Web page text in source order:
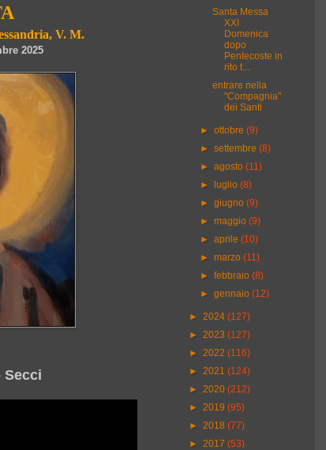
V. M.
2025
Secci
Santa Messa
XXI
Domenica
dopo
Pentecoste in
rito t...
entrare nella
"Compagnia"
dei Santi
►ottobre(9)
►settembre(8)
►agosto(11)
►
luglio(8)
►giugno(9)
►maggio(9)
►aprile(10)
►marzo(11)
►febbraio(8)
►gennaio(12)
► 2024 (127)
► 2023 (127)
► 2022 (116)
► 2021 (124)
► 2020 (212)
► 2019 (95)
► 2018 (77)
► 2017 (53)